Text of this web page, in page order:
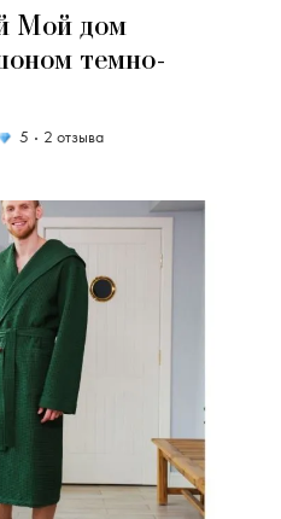
Мой дом
темно-
5
2 отзыва